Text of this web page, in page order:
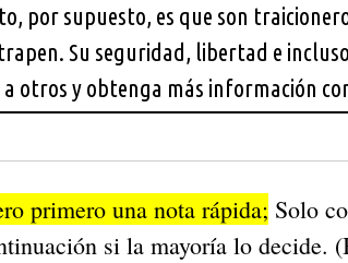
por supuesto, es que son
Su seguridad, libertad e
otros y obtenga más información
primero una nota rápida; Solo
si la mayoría lo decide.